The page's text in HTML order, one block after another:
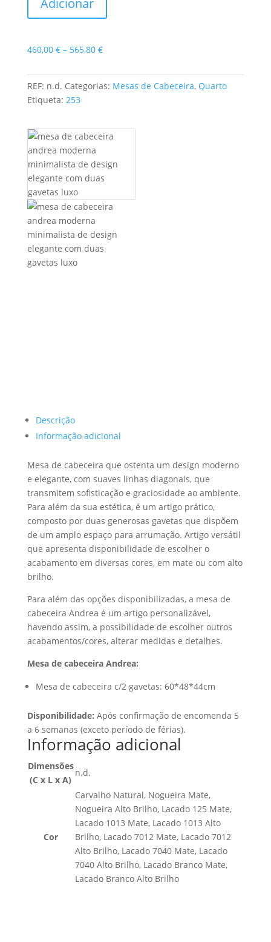
Cabeceira
460,00 € – 565,80 €Price
460,00 €
through
REF: n.d. Categorias: Mesas de Cabeceira, Quarto
Etiqueta: 253
Descrição
Informação adicional
Mesa de cabeceira que ostenta um design moderno
e elegante, com suaves linhas diagonais, que
transmitem sofisticação e graciosidade ao ambiente.
Para além da sua estética, é um artigo prático,
composto por duas generosas gavetas que dispõem
de um amplo espaço para arrumação. Artigo versátil
que apresenta disponibilidade de escolher o
acabamento em diversas cores, em mate ou com alto
brilho.
Para além das opções disponibilizadas, a mesa de
cabeceira Andrea é um artigo personalizável,
havendo assim, a possibilidade de escolher outros
acabamentos/cores, alterar medidas e detalhes.
Mesa de cabeceira Andrea:
Mesa de cabeceira c/2 gavetas: 60*48*44cm
Disponibilidade: Após confirmação de encomenda 5
a 6 semanas (exceto período de férias).
Informação adicional
Dimensões
(C x L x A)
n.d.
Cor
Carvalho Natural, Nogueira Mate,
Nogueira Alto Brilho, Lacado 125 Mate,
Lacado 1013 Mate, Lacado 1013 Alto
Brilho, Lacado 7012 Mate, Lacado 7012
Alto Brilho, Lacado 7040 Mate, Lacado
7040 Alto Brilho, Lacado Branco Mate,
Lacado Branco Alto Brilho